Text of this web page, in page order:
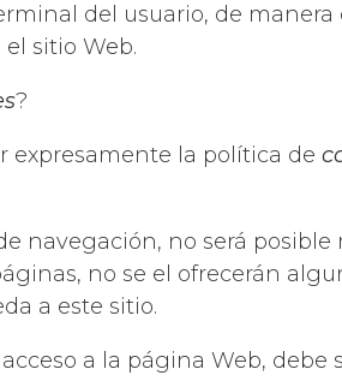
del usuario, de
sitio Web.
?
expresamente la política de
navegación, no será
no se el ofrecerán
a este sitio.
a la página Web,